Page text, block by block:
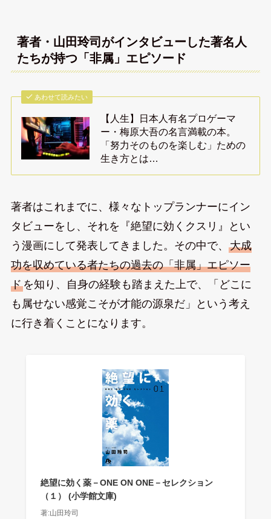
著者・山田玲司がインタビューした著名人
たちが持つ「非属」エピソード
あわせて読みたい
【人生】日本人有名プロゲーマ
ー・梅原大吾の名言満載の本。
「努力そのものを楽しむ」ための
生き方とは…
著者はこれまでに、様々なトップランナーにイン
タビューをし、それを『絶望に効くクスリ』とい
う漫画にして発表してきました。その中で、 大成
功を収めている者たちの過去の「非属」エピソー
ドを知り、自身の経験も踏まえた上で、「どこに
も属せない感覚こそが才能の源泉だ」という考え
に行き着くことになります。
絶望に効く薬－ONE ON ONE－セレクション
（１） (小学館文庫)
著:山田玲司